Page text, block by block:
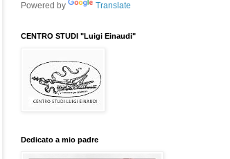
Powered by Translate
CENTRO STUDI "Luigi Einaudi"
Dedicato a mio padre